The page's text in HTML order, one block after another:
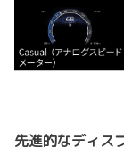
先進的なディス